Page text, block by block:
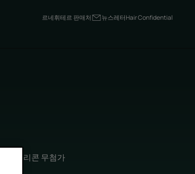
르네휘테르 판매처 뉴스레터Hair Confidential
인 실리콘 무첨가